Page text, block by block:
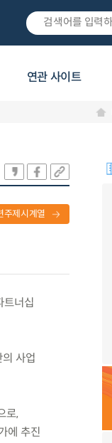
연관 사이트
주제시계열
너십
사업
로,
에 추진